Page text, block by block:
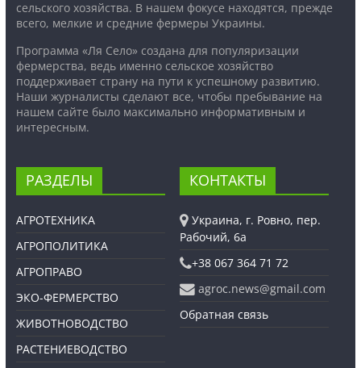
сельского хозяйства. В нашем фокусе находятся, прежде
всего, мелкие и средние фермеры Украины.
Программа «Ля Село» создана для популяризации
фермерства, ведь именно сельское хозяйство
поддерживает страну на пути к успешному развитию.
Наши журналисты сделают все, чтобы пребывание на
нашем сайте было максимально информативным и
интересным.
РАЗДЕЛЫ
АГРОТЕХНИКА
АГРОПОЛИТИКА
АГРОПРАВО
ЭКО-ФЕРМЕРСТВО
ЖИВОТНОВОДСТВО
РАСТЕНИЕВОДСТВО
КОНТАКТЫ
Украина, г. Ровно, пер.
Рабочий, 6а
+38 067 364 71 72
agroc.news@gmail.com
Обратная связь